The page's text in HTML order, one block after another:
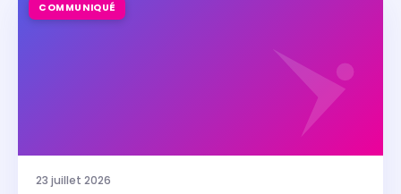
COMMUNIQUÉ
23 juillet 2026